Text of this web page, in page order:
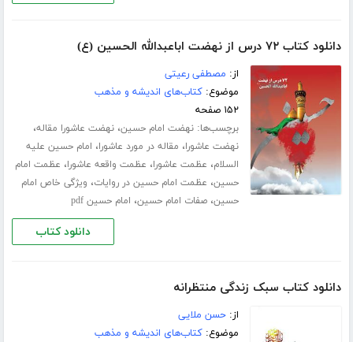
دانلود کتاب ۷۲ درس از نهضت اباعبدالله الحسین (ع)
از: مصطفی رعیتی
موضوع:کتاب‌های اندیشه و مذهب
۱۵۲ صفحه
برچسب‌ها:نهضت امام حسین،نهضت عاشورا مقاله،
نهضت عاشورا، مقاله در مورد عاشورا، امام حسین علیه
السلام، عظمت عاشورا، عظمت واقعه عاشورا، عظمت امام
حسین، عظمت امام حسین در روایات، ویژگی خاص امام
حسین،صفات امام حسین، امام حسین pdf
دانلود کتاب
دانلود کتاب سبک زندگی منتظرانه
از:حسن ملایی
موضوع:کتاب‌های اندیشه و مذهب